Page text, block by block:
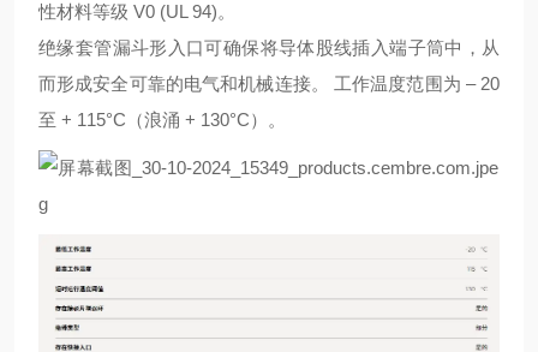
性材料等级 V0 (UL 94)。
绝缘套管漏斗形入口可确保将导体股线插入端子筒中，从
而形成安全可靠的电气和机械连接。 工作温度范围为 – 20
至 + 115°C（浪涌 + 130°C）。